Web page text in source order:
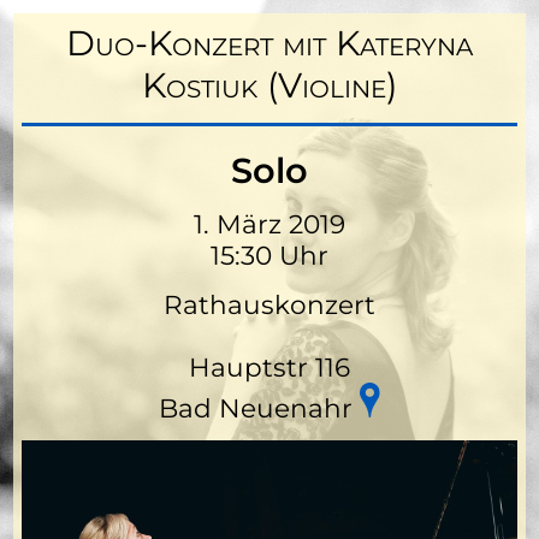
Duo-Konzert mit Kateryna
Kostiuk (Violine)
Solo
1. März 2019
15:30 Uhr
Rathauskonzert
Hauptstr 116
Bad Neuenahr